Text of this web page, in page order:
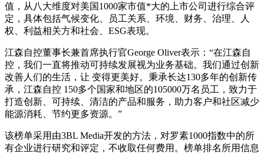
值，从八大维度对美国1000家市值*大的上市公司进行综合评
定，具体包括气候变化、员工关系、环境、财务、治理、人
权、利益相关方和社会、ESG表现。
江森自控董事长兼首席执行官George Oliver表示：“在江森自
控，我们一直将推动可持续发展视为业务基础。我们通过创新
改善人们的生活，让 变得更美好。秉承长达130多年的创新传
承，江森自控 150多个国家和地区的105000万名员工，致力于
打造创新、可持续、清洁的产品和服务，助力客户和社区减少
能源消耗、节约更多资源。”
该榜单采用由3BL Media开发的方法，对罗素1000指数中的所
有企业进行研究和评定，不收取任何费用。榜单排名所用信息